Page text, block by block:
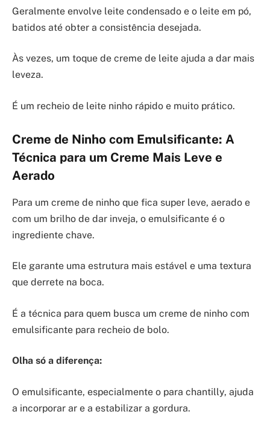
Geralmente envolve leite condensado e o leite em pó,
batidos até obter a consistência desejada.
Às vezes, um toque de creme de leite ajuda a dar mais
leveza.
É um recheio de leite ninho rápido e muito prático.
Creme de Ninho com Emulsificante: A
Técnica para um Creme Mais Leve e
Aerado
Para um creme de ninho que fica super leve, aerado e
com um brilho de dar inveja, o emulsificante é o
ingrediente chave.
Ele garante uma estrutura mais estável e uma textura
que derrete na boca.
É a técnica para quem busca um creme de ninho com
emulsificante para recheio de bolo.
Olha só a diferença:
O emulsificante, especialmente o para chantilly, ajuda
a incorporar ar e a estabilizar a gordura.